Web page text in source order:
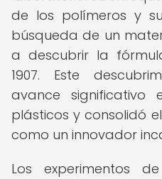
de los polímeros y
búsqueda de un
a descubrir la
1907. Este
avance
plásticos y consolidó
como un innovador
Los experimentos